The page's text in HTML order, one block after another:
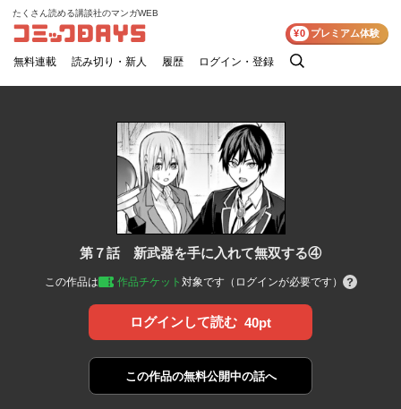
コミックDAYS
たくさん読める講談社のマンガWEB
無料連載 読み切り・新人 履歴 ログイン・登録
検
¥0 プレミアム体験
第７話 新武器を手に入れて無双する④
この作品は 作品チケット 対象です（ログインが必要です）
ログインして読む 40pt
この作品の無料公開中の話へ